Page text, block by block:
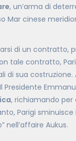
, un’arma di
Mar cinese
di un contratto,
tale contratto,
di sua
, richiamando per
Parigi sminuisce
nell’affaire Aukus.